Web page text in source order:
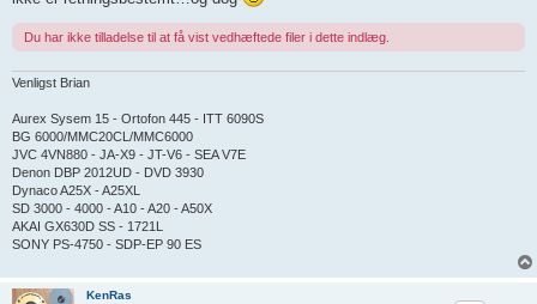
Du har ikke tilladelse til at få vist vedhæftede filer i dette indlæg.
Venligst Brian
Aurex Sysem 15 - Ortofon 445 - ITT 6090S
BG 6000/MMC20CL/MMC6000
JVC 4VN880 - JA-X9 - JT-V6 - SEA V7E
Denon DBP 2012UD - DVD 3930
Dynaco A25X - A25XL
SD 3000 - 4000 - A10 - A20 - A50X
AKAI GX630D SS - 1721L
SONY PS-4750 - SDP-EP 90 ES
KenRas